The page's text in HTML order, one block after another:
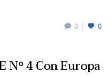
0 0
Nº 4 Con Europa